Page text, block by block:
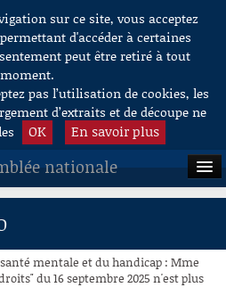
sur ce site, vous acceptez
d'accéder à certaines
peut être retiré à tout
moment.
pas l’utilisation de cookies, les
d’extraits et de découpe ne
OK En savoir plus
nationale
mentale et du handicap : Mme
du 16 septembre 2025 n'est plus